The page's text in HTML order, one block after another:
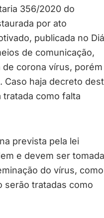
356/2020 do
por ato
publicada no
de comunicação,
corona vírus, porém
haja decreto
tratada como falta
prevista pela lei
e devem ser
do vírus, como
serão tratadas como